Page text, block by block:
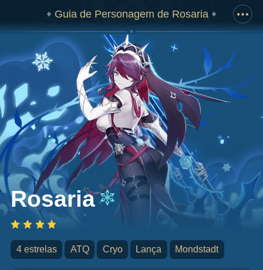
Guia de Personagem de Rosaria
Arraste para baixo para ver a ilustração completa
Rosaria
4 estrelas ATQ Cryo Lança Mondstadt